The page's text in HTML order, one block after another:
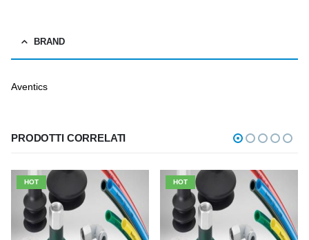
BRAND
Aventics
PRODOTTI CORRELATI
HOT HOT